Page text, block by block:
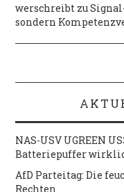
werschreibt zu
sondern
NAS-USV UGREEN
Batteriepuffer
AfD Parteitag: Die
Rechten